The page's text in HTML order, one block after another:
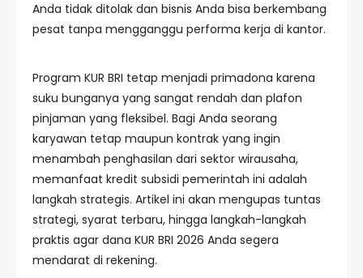
Anda tidak ditolak dan bisnis Anda bisa berkembang
pesat tanpa mengganggu performa kerja di kantor.
Program KUR BRI tetap menjadi primadona karena
suku bunganya yang sangat rendah dan plafon
pinjaman yang fleksibel. Bagi Anda seorang
karyawan tetap maupun kontrak yang ingin
menambah penghasilan dari sektor wirausaha,
memanfaat kredit subsidi pemerintah ini adalah
langkah strategis. Artikel ini akan mengupas tuntas
strategi, syarat terbaru, hingga langkah-langkah
praktis agar dana KUR BRI 2026 Anda segera
mendarat di rekening.